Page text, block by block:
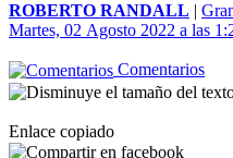
ROBERTO RANDALL |
Martes, 02 Agosto 2022 a las
Comentarios
Enlace copiado